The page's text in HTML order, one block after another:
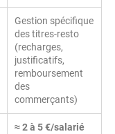
Gestion spécifique
des titres-resto
(recharges,
justificatifs,
remboursement
des
commerçants)
≈ 2 à 5 €/salarié